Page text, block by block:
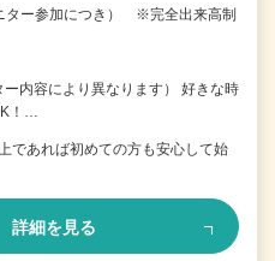
ター参加につき） ※完全出来高制
内容により異なります） 好きな時
！…
あれば初めての方も安心して始
詳細を見る